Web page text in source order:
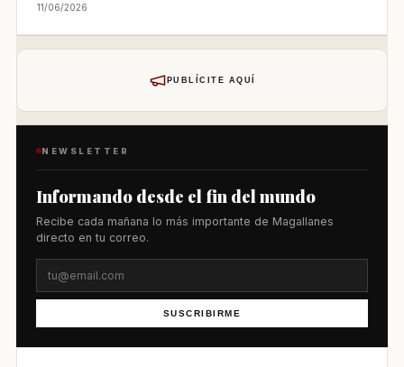
11/06/2026
PUBLÍCITE AQUÍ
NEWSLETTER
Informando desde el fin del mundo
Recibe cada mañana lo más importante de Magallanes
directo en tu correo.
SUSCRIBIRME